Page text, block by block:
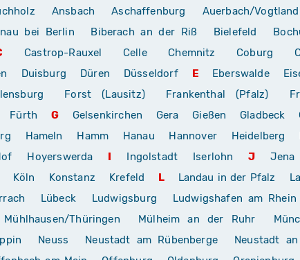
Ansbach Aschaffenburg Auerbach/Vogtland
bei Berlin Biberach an der Riß Bielefeld
Castrop-Rauxel Celle Chemnitz Coburg
Duisburg Düren Düsseldorf E Eberswalde
Forst (Lausitz) Frankenthal (Pfalz)
Fürth G Gelsenkirchen Gera Gießen Gladbeck
Hameln Hamm Hanau Hannover Heidelberg
Hoyerswerda Ingolstadt Iserlohn J Jena
Köln Konstanz Krefeld L Landau in der Pfalz
Lübeck Ludwigsburg Ludwigshafen am Rhein
Mühlhausen/Thüringen Mülheim an der Ruhr
Neuss Neustadt am Rübenberge Neustadt